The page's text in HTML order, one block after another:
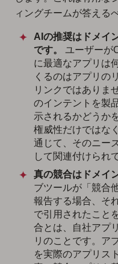
ィングチームが答える
AIの推奨はドメイ
です。
ユーザーが
に最適なアプリは
くるのはアプリの
リンクではありま
のインテントを製
示されるかどうか
権威性だけではな
通じて、そのニー
して関連付けられ
真の競合はドメイ
ブツールが「競合
報告する場合、そ
で引用されたこと
合とは、自社アプ
リのことです。ア
を実際のアプリス